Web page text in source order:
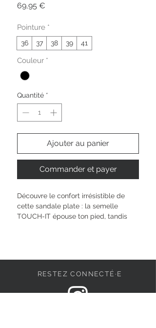
69,95 €
Pointure *
36 37 38 39 41
Couleur *
Quantité *
Ajouter au panier
Commander et payer
Découvre le confort irrésistible de
cette sandale plate : la semelle
TOUCH-IT épouse ton pied, tandis
synthétique. Avec son talon de 2,5
cm, tu te sens stylée et libre, où que
RESTEZ CONNECTÉ·E